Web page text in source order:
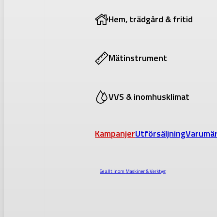
Hem, trädgård & fritid
Mätinstrument
VVS & inomhusklimat
KampanjerUtförsäljning
Se allt inom Maskiner & Verktyg